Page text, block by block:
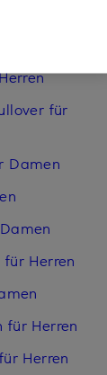
für
Damen
Herren
für Herren
Herren